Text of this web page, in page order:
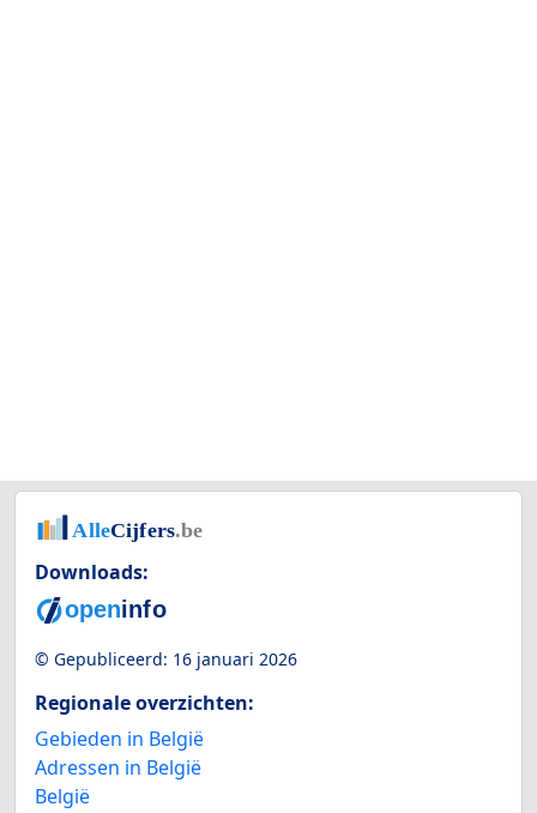
Downloads:
© Gepubliceerd: 16 januari 2026
Regionale overzichten:
Gebieden in België
Adressen in België
België